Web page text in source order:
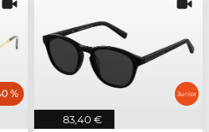
%
83,40 €